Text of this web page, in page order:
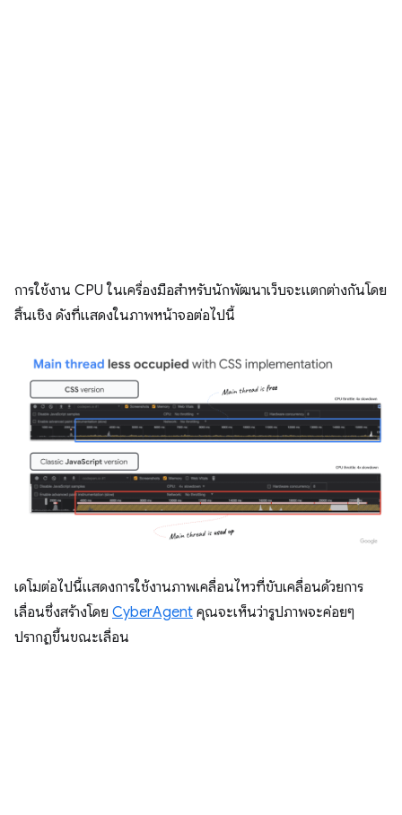
การใช้งาน CPU ในเครื่องมือสำหรับนักพัฒนาเว็บจะแตกต่างกันโดย
สิ้นเชิง ดังที่แสดงในภาพหน้าจอต่อไปนี้
เดโมต่อไปนี้แสดงการใช้งานภาพเคลื่อนไหวที่ขับเคลื่อนด้วยการ
เลื่อนซึ่งสร้างโดย CyberAgent คุณจะเห็นว่ารูปภาพจะค่อยๆ
ปรากฏขึ้นขณะเลื่อน